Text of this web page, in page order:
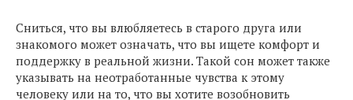
Сниться, что вы влюбляетесь в старого друга или
знакомого может означать, что вы ищете комфорт и
поддержку в реальной жизни. Такой сон может также
указывать на неотработанные чувства к этому
человеку или на то, что вы хотите возобновить